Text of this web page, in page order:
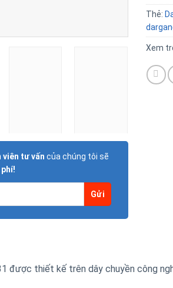
viên tư vấn của chúng tôi sẽ
Thẻ:
Xem
được thiết kế trên dây chuyền công